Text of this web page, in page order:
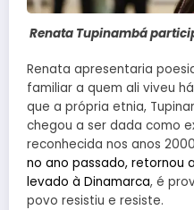
Renata Tupinambá
Renata apresentaria
familiar a quem ali viveu
que a própria etnia,
chegou a ser dada como
reconhecida nos anos
no ano passado, retornou
levado à Dinamarca, é
povo resistiu e resiste.